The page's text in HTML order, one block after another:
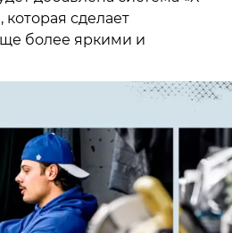
которая сделает
более яркими и